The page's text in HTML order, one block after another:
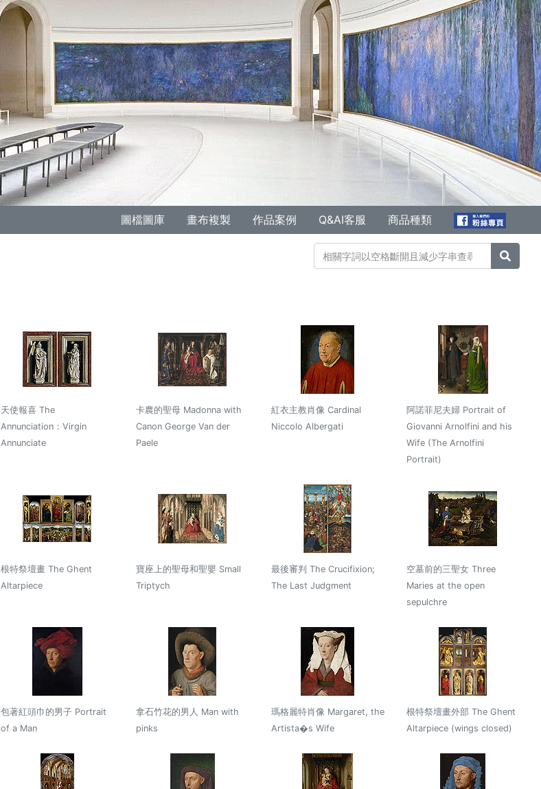
圖檔圖庫 畫布複製 作品案例 Q&AI客服 商品種類
搜尋
天使報喜 The
Annunciation：Virgin
Annunciate
卡農的聖母 Madonna with
Canon George Van der
Paele
紅衣主教肖像 Cardinal
Niccolo Albergati
阿諾菲尼夫婦 Portrait of
Giovanni Arnolfini and his
Wife (The Arnolfini
Portrait)
根特祭壇畫 The Ghent
Altarpiece
寶座上的聖母和聖嬰 Small
Triptych
最後審判 The Crucifixion;
The Last Judgment
空墓前的三聖女 Three
Maries at the open
sepulchre
包著紅頭巾的男子 Portrait
of a Man
拿石竹花的男人 Man with
pinks
瑪格麗特肖像 Margaret, the
Artista�s Wife
根特祭壇畫外部 The Ghent
Altarpiece (wings closed)